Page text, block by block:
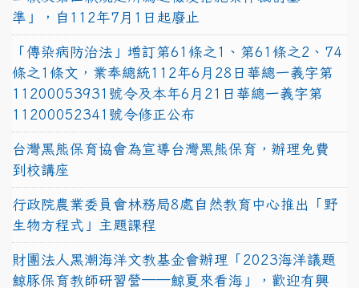
準」，自112年7月1日起廢止
「傳染病防治法」增訂第61條之1、第61條之2、74
條之1條文，業奉總統112年6月28日華總一義字第
11200053931號令及本年6月21日華總一義字第
11200052341號令修正公布
台灣黑熊保育協會為宣導台灣黑熊保育，辦理免費
到校講座
行政院農業委員會林務局8處自然教育中心推出「野
生物方程式」主題課程
財團法人黑潮海洋文教基金會辦理「2023海洋議題
鯨豚保育教師研習營──鯨夏來看海」，歡迎有興